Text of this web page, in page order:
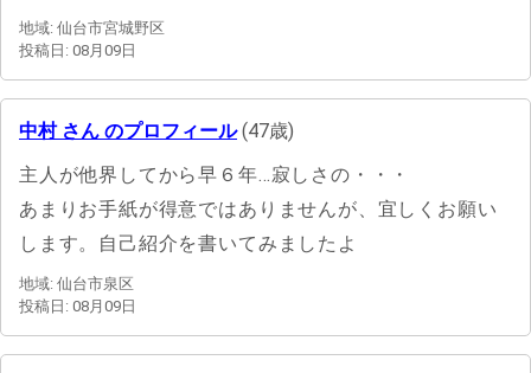
地域: 仙台市宮城野区
投稿日: 08月09日
中村 さん のプロフィール(47歳)
主人が他界してから早６年…寂しさの・・・
あまりお手紙が得意ではありませんが、宜しくお願い
します。自己紹介を書いてみましたよ
地域: 仙台市泉区
投稿日: 08月09日